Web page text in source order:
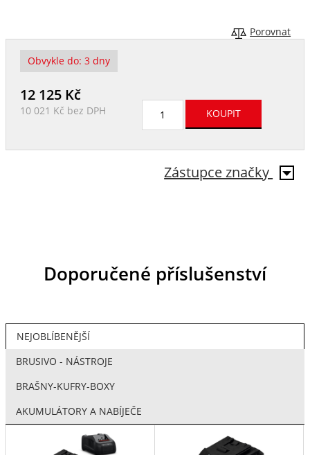
Porovnat
Obvykle do: 3 dny
12 125Kč
10 021 Kč bez DPH
Zástupce značky
Doporučené příslušenství
NEJOBLÍBENĚJŠÍ
BRUSIVO - NÁSTROJE
BRAŠNY-KUFRY-BOXY
AKUMULÁTORY A NABÍJEČE